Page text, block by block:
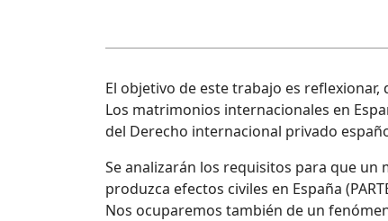
El objetivo de este trabajo es
Los matrimonios internacionales en
del Derecho internacional privado
Se analizarán los requisitos para que
produzca efectos civiles en España
Nos ocuparemos también de un